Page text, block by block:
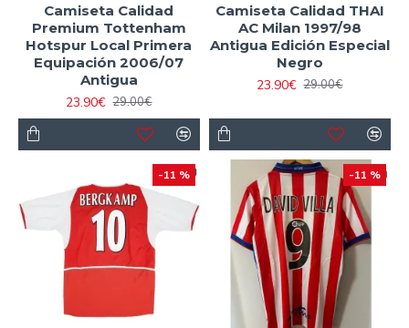
Camiseta Calidad
Premium Tottenham
Hotspur Local Primera
Equipación 2006/07
Antigua
23.90€ 29.00€
Camiseta Calidad THAI
AC Milan 1997/98
Antigua Edición Especial
Negro
23.90€ 29.00€
-11 % -11 %